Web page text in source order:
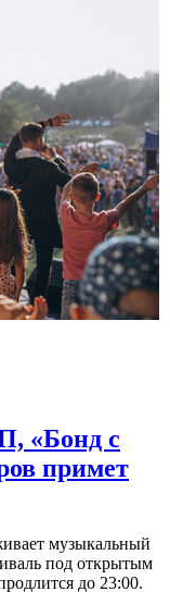
«Бонд с
примет
музыкальный
под открытым
до 23:00.